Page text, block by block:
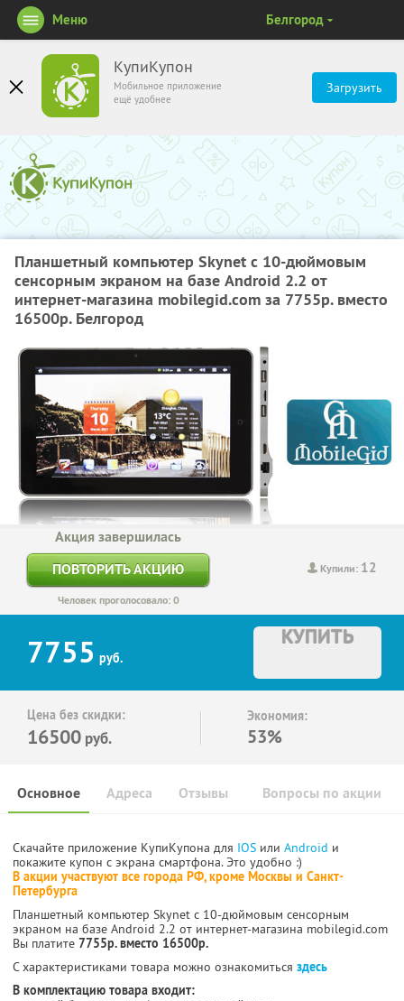
КупиКупон
Мобильное приложение
ещё удобнее
Загрузить
Меню Белгород
Планшетный компьютер Skynet с 10-дюймовым
сенсорным экраном на базе Android 2.2 от
интернет-магазина mobilegid.com за 7755р. вместо
16500р. Белгород
Купили: 12
Акция завершилась
ПОВТОРИТЬ АКЦИЮ
Человек проголосовало: 0
7755 руб.
КУПИТЬ
Цена без скидки:
16500 руб.
Экономия:
53%
Основное Отзывы Вопросы по акции
Адреса
Скачайте приложение КупиКупона для IOS или Android и
покажите купон с экрана смартфона. Это удобно :)
В акции участвуют все города РФ, кроме Москвы и Санкт-
Петербурга
Планшетный компьютер Skynet с 10-дюймовым сенсорным
экраном на базе Android 2.2 от интернет-магазина mobilegid.com
Вы платите 7755р. вместо 16500р.
С характеристиками товара можно ознакомиться здесь
В комплектацию товара входит: